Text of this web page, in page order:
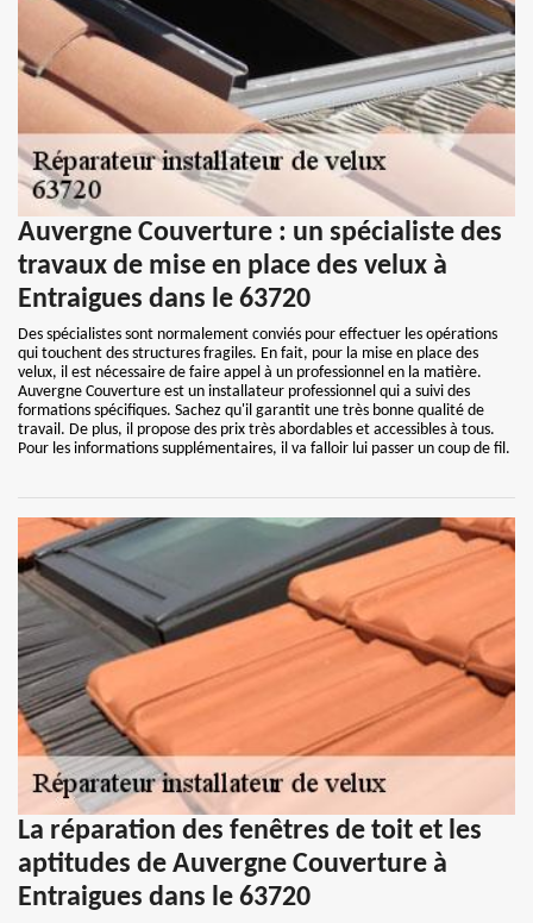
Auvergne Couverture : un spécialiste des
travaux de mise en place des velux à
Entraigues dans le 63720
Des spécialistes sont normalement conviés pour effectuer les opérations
qui touchent des structures fragiles. En fait, pour la mise en place des
velux, il est nécessaire de faire appel à un professionnel en la matière.
Auvergne Couverture est un installateur professionnel qui a suivi des
formations spécifiques. Sachez qu'il garantit une très bonne qualité de
travail. De plus, il propose des prix très abordables et accessibles à tous.
Pour les informations supplémentaires, il va falloir lui passer un coup de fil.
La réparation des fenêtres de toit et les
aptitudes de Auvergne Couverture à
Entraigues dans le 63720